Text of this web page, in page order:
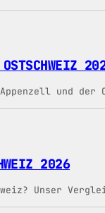
und
2026
Unser